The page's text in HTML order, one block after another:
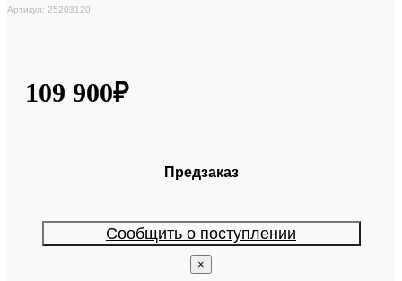
Артикул: 25203120
109 900₽
Предзаказ
Сообщить о поступлении
×